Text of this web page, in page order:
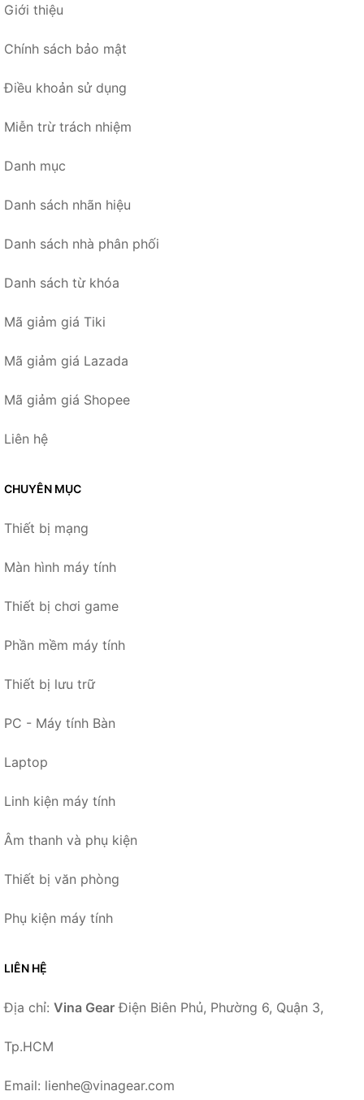
Giới thiệu
Chính sách bảo mật
Điều khoản sử dụng
Miễn trừ trách nhiệm
Danh mục
Danh sách nhãn hiệu
Danh sách nhà phân phối
Danh sách từ khóa
Mã giảm giá Tiki
Mã giảm giá Lazada
Mã giảm giá Shopee
Liên hệ
CHUYÊN MỤC
Thiết bị mạng
Màn hình máy tính
Thiết bị chơi game
Phần mềm máy tính
Thiết bị lưu trữ
PC - Máy tính Bàn
Laptop
Linh kiện máy tính
Âm thanh và phụ kiện
Thiết bị văn phòng
Phụ kiện máy tính
LIÊN HỆ
Địa chỉ: Vina Gear Điện Biên Phủ, Phường 6, Quận 3,
Tp.HCM
Email: lienhe@vinagear.com